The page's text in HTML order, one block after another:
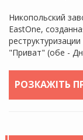
Никопольский
EastOne,
"Приват" (обе -
РОЗКАЖІТЬ